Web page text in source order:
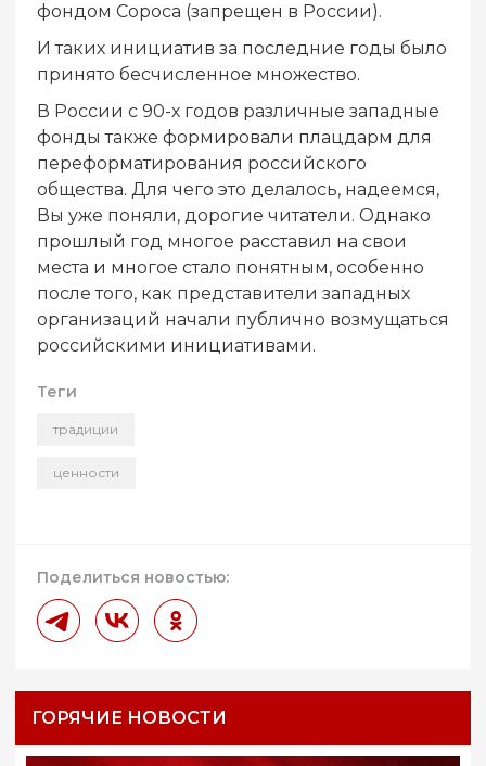
фондом Сороса (запрещен в России).
И таких инициатив за последние годы было
принято бесчисленное множество.
В России с 90-х годов различные западные
фонды также формировали плацдарм для
переформатирования российского
общества. Для чего это делалось, надеемся,
Вы уже поняли, дорогие читатели. Однако
прошлый год многое расставил на свои
места и многое стало понятным, особенно
после того, как представители западных
организаций начали публично возмущаться
российскими инициативами.
Теги
традиции
ценности
Поделиться новостью:
ГОРЯЧИЕ НОВОСТИ